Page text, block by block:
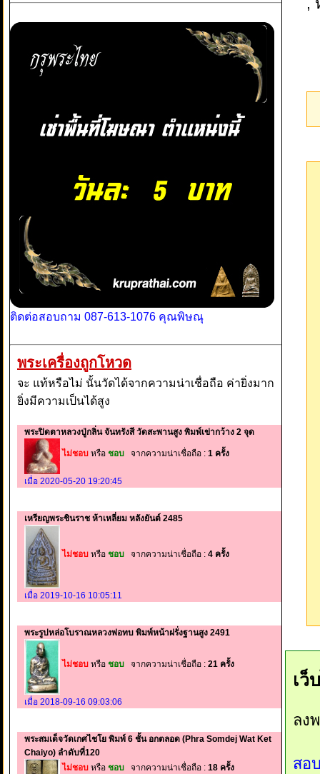
ติดต่อสอบถาม 087-613-1076 คุณพิษณุ
พระเครื่องถูกโหวด
จะ แท้หรือไม่ นั้นวัดได้จากความน่าเชื่อถือ ค่ายิ่งมาก
ยิ่งมีความเป็นได้สูง
พระปิดตาหลวงปู่กลิ่น จันทรังสี วัดสะพานสูง พิมพ์เข่ากว้าง 2 จุด
ไม่ชอบ หรือ ชอบ จากความน่าเชื่อถือ : 1 ครั้ง
เมื่อ 2020-05-20 19:20:45
เหรียญพระชินราช ห้าเหลี่ยม หลังยันต์ 2485
ไม่ชอบ หรือ ชอบ จากความน่าเชื่อถือ : 4 ครั้ง
เมื่อ 2019-10-16 10:05:11
พระรูปหล่อโบราณหลวงพ่อทบ พิมพ์หน้าฝรั่งฐานสูง 2491
ไม่ชอบ หรือ ชอบ จากความน่าเชื่อถือ : 21 ครั้ง
เมื่อ 2018-09-16 09:03:06
พระสมเด็จวัดเกศไชโย พิมพ์ 6 ชั้น อกตลอด (Phra Somdej Wat Ket
Chaiyo) ลำดับที่120
ไม่ชอบ หรือ ชอบ จากความน่าเชื่อถือ : 18 ครั้ง
,
เว็
ลง
สอ